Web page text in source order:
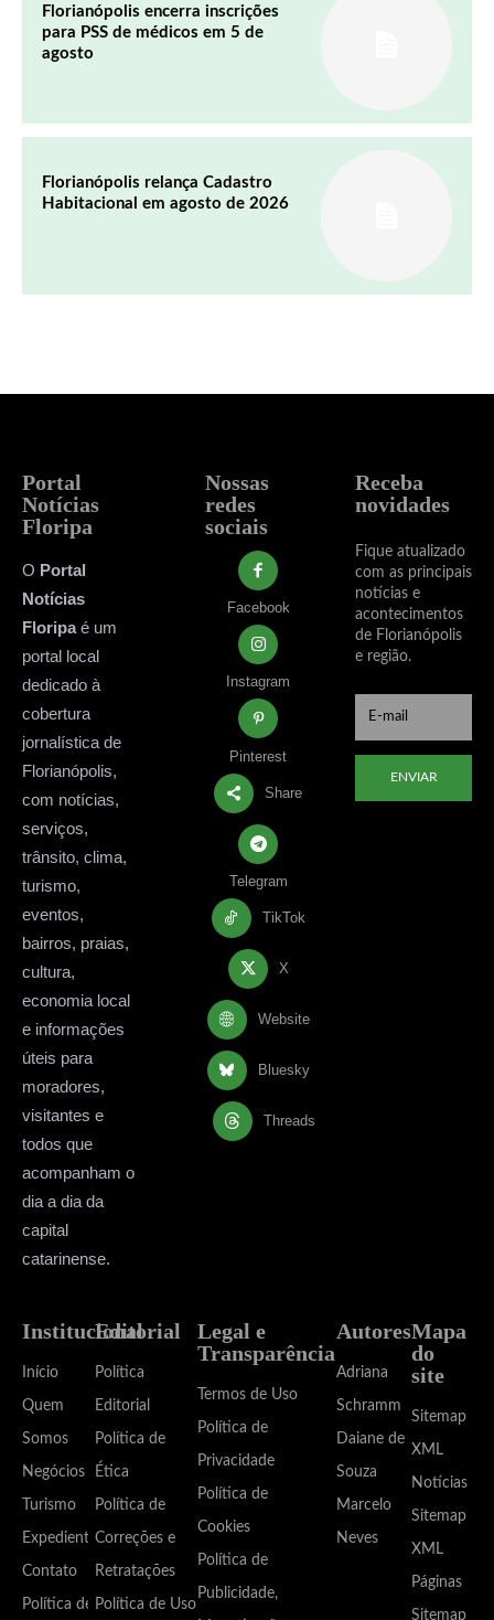
Florianópolis encerra inscrições
para PSS de médicos em 5 de
agosto
Florianópolis relança Cadastro
Habitacional em agosto de 2026
Portal
Notícias
Floripa
O Portal
Notícias
Floripaé um
portal local
dedicado à
cobertura
jornalística de
Florianópolis,
com notícias,
serviços,
trânsito, clima,
turismo,
eventos,
bairros, praias,
cultura,
economia local
e informações
úteis para
moradores,
visitantes e
todos que
acompanham o
dia a dia da
capital
catarinense.
Nossas
redes
sociais
Facebook
Instagram
Pinterest
Share
Telegram
TikTok
X
Website
Bluesky
Threads
Receba
novidades
Fique atualizado
com as principais
notícias e
acontecimentos
de Florianópolis
e região.
ENVIAR
Institucional
Início
Quem
Somos
Negócios
Turismo
Expediente
Contato
Política de
Editorial
Política
Editorial
Política de
Ética
Política de
Correções e
Retratações
Política de Uso
Legal e
Transparência
Termos de Uso
Política de
Privacidade
Política de
Cookies
Política de
Publicidade,
Autores
Adriana
Schramm
Daiane de
Souza
Marcelo
Neves
Mapa
do
site
Sitemap
XML
Notícias
Sitemap
XML
Páginas
Sitemap